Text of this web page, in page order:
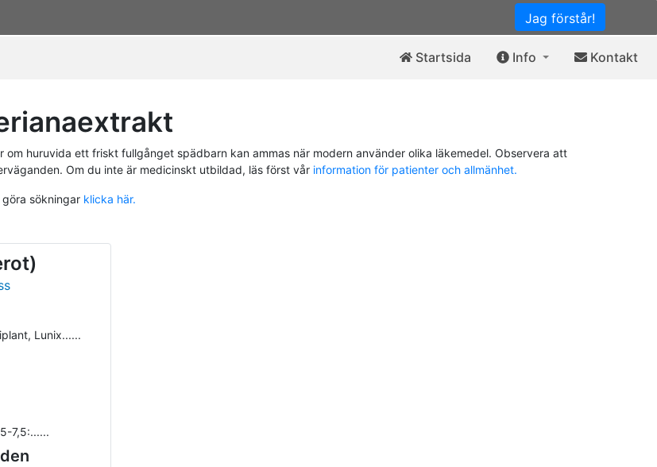
Jag förstår!
Startsida Info Kontakt
huruvida ett friskt fullgånget spädbarn kan ammas när modern använder olika läkemedel. Observera att
Om du inte är medicinskt utbildad, läs först vår information för patienter och allmänhet.
sökningar klicka här.
Lunix......
7,5:......